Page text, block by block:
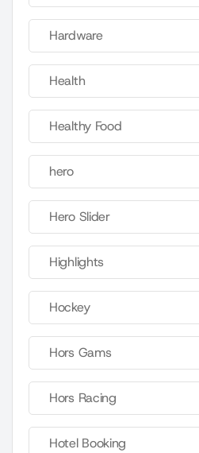
Hardware
Health
Healthy Food
hero
Hero Slider
Highlights
Hockey
Hors Gams
Hors Racing
Hotel Booking